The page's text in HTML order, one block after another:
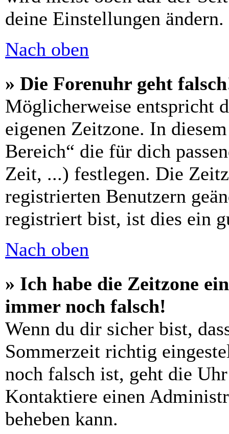
deine Einstellungen ändern.
Nach oben
» Die Forenuhr geht
Möglicherweise entspricht
eigenen Zeitzone. In
Bereich“ die für dich
Zeit, ...) festlegen. Die
registrierten Benutzern
registriert bist, ist dies ein
Nach oben
» Ich habe die Zeitzone
immer noch falsch!
Wenn du dir sicher bist,
Sommerzeit richtig
noch falsch ist, geht die
Kontaktiere einen
beheben kann.